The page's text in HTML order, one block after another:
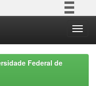
Participe
Acesso à informação
Federal de